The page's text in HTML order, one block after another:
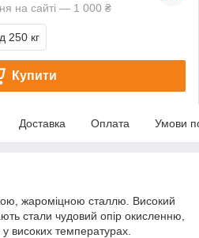
на сайті — 1 000 ₴
250 кг
Купити
Доставка Оплата Умови
жароміцною сталлю.
Високий
стали чудовий опір окисленню,
у високих температурах.